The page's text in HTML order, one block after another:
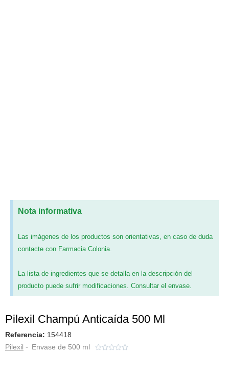
Nota informativa
Las imágenes de los productos son orientativas, en caso de duda
contacte con Farmacia Colonia.
La lista de ingredientes que se detalla en la descripción del
producto puede sufrir modificaciones. Consultar el envase.
Pilexil Champú Anticaída 500 Ml
Referencia: 154418
Pilexil - Envase de 500 ml 